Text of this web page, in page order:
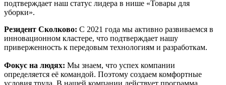
подтверждает наш статус лидера в нише «Товары для
уборки».
Резидент Сколково: С 2021 года мы активно развиваемся в
инновационном кластере, что подтверждает нашу
приверженность к передовым технологиям и разработкам.
Фокус на людях: Мы знаем, что успех компании
определяется её командой. Поэтому создаем комфортные
условия труда. В нашей компании действует программа